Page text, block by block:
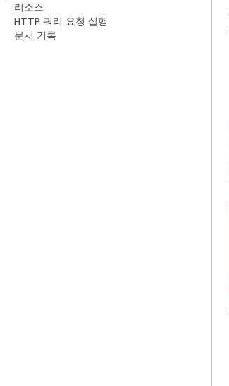
리소스
HTTP 쿼리 요청 실행
문서 기록